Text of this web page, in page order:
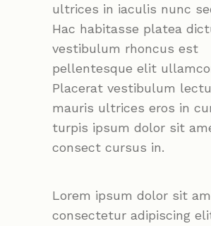
ultrices in iaculis nunc
Hac habitasse platea
vestibulum rhoncus est
pellentesque elit
Placerat vestibulum
mauris ultrices eros in
turpis ipsum dolor sit
consect cursus in.
Lorem ipsum dolor sit
consectetur adipiscing